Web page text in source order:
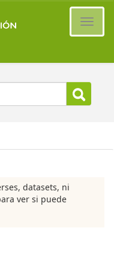
datasets, ni
ver si puede